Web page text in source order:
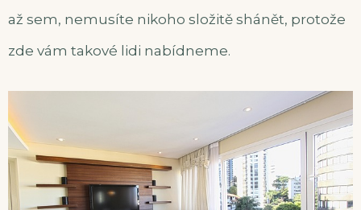
až sem, nemusíte nikoho složitě shánět, protože
zde vám takové lidi nabídneme.